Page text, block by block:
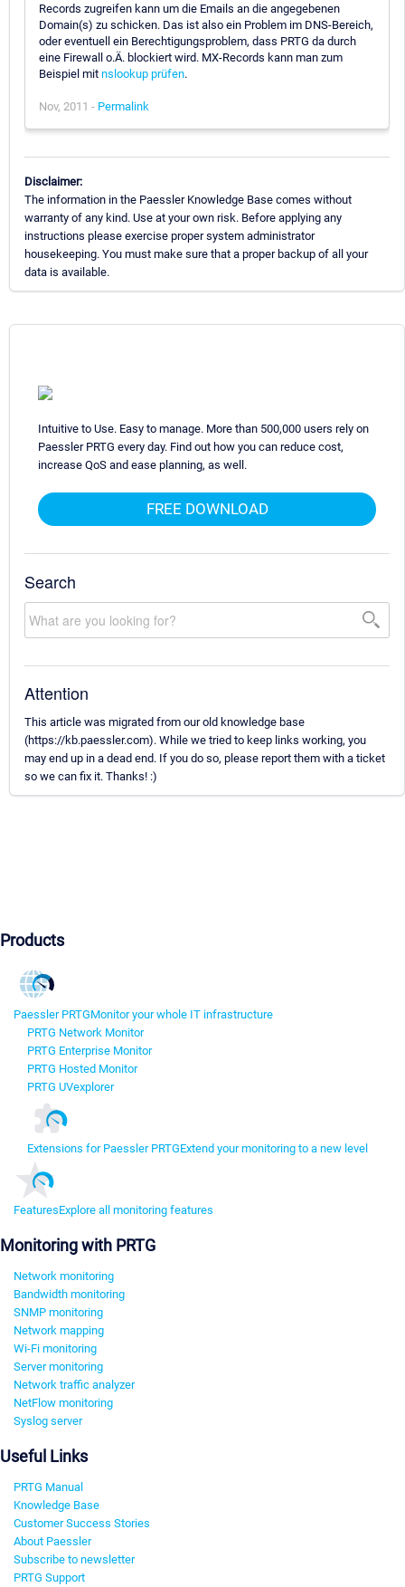
Records zugreifen kann um die Emails an die angegebenen
Domain(s) zu schicken. Das ist also ein Problem im DNS-Bereich,
oder eventuell ein Berechtigungsproblem, dass PRTG da durch
eine Firewall o.Ä. blockiert wird. MX-Records kann man zum
Beispiel mit nslookup prüfen.
Nov, 2011 - Permalink
Disclaimer:
The information in the Paessler Knowledge Base comes without
warranty of any kind. Use at your own risk. Before applying any
instructions please exercise proper system administrator
housekeeping. You must make sure that a proper backup of all your
data is available.
Intuitive to Use. Easy to manage. More than 500,000 users rely on
Paessler PRTG every day. Find out how you can reduce cost,
increase QoS and ease planning, as well.
FREE DOWNLOAD
Search
Attention
This article was migrated from our old knowledge base
(https://kb.paessler.com). While we tried to keep links working, you
may end up in a dead end. If you do so, please report them with a ticket
so we can fix it. Thanks! :)
Products
Paessler PRTGMonitor your whole IT infrastructure
PRTG Network Monitor
PRTG Enterprise Monitor
PRTG Hosted Monitor
PRTG UVexplorer
Extensions for Paessler PRTGExtend your monitoring to a new level
FeaturesExplore all monitoring features
Monitoring with PRTG
Network monitoring
Bandwidth monitoring
SNMP monitoring
Network mapping
Wi-Fi monitoring
Server monitoring
Network traffic analyzer
NetFlow monitoring
Syslog server
Useful Links
PRTG Manual
Knowledge Base
Customer Success Stories
About Paessler
Subscribe to newsletter
PRTG Support